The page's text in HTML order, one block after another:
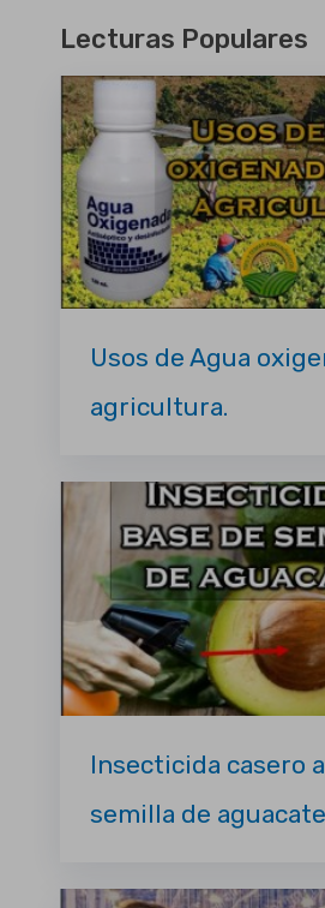
Lecturas Populares
Usos de Agua
agricultura.
Insecticida casero
semilla de